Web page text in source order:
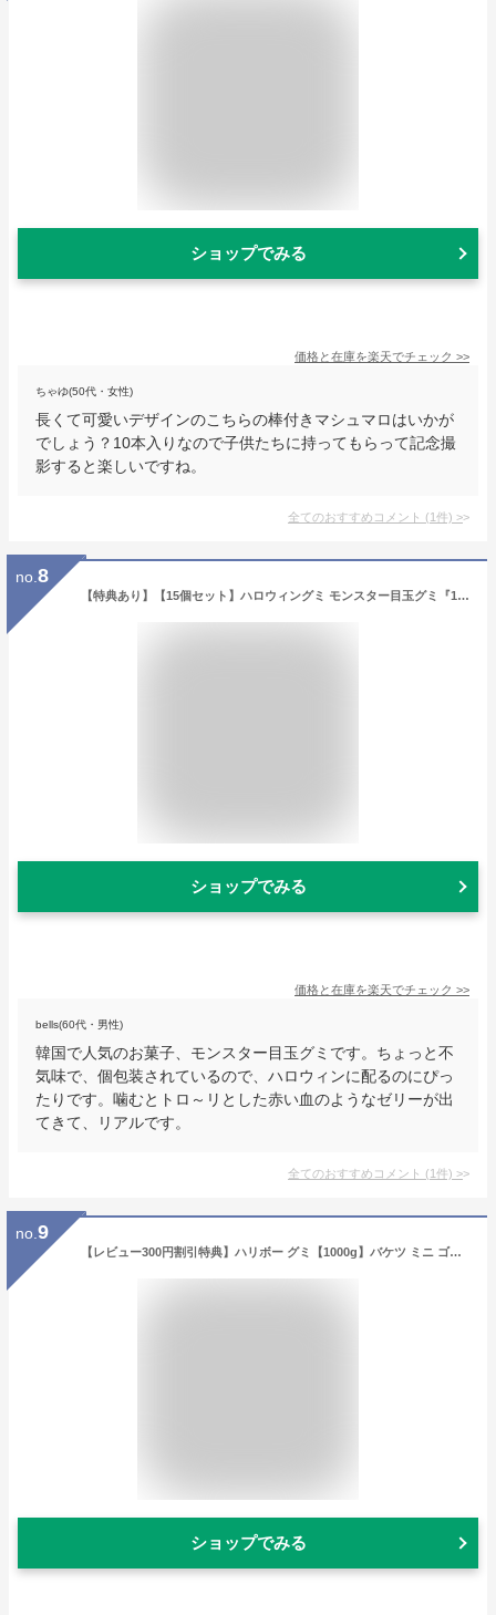
ショップでみる
価格と在庫を楽天でチェック >>
ちゃゆ(50代・女性)
長くて可愛いデザインのこちらの棒付きマシュマロはいかが
でしょう？10本入りなので子供たちに持ってもらって記念撮
影すると楽しいですね。
全てのおすすめコメント (1件) >
no. 8
【特典あり】【15個セット】ハロウィングミ モンスター目玉グミ『15個入り』箱付き jam eyeball 目玉グミ ハロウィン カボチャ 人気グミ SNS Youtube insで話題 咀嚼音 グミ 地球ゼリー 韓国の人気菓子 お菓子 映え 可愛い 大人 子ども 子供の日 贈り物 プレゼント candy-07
ショップでみる
価格と在庫を楽天でチェック >>
bells(60代・男性)
韓国で人気のお菓子、モンスター目玉グミです。ちょっと不
気味で、個包装されているので、ハロウィンに配るのにぴっ
たりです。噛むとトロ～リとした赤い血のようなゼリーが出
てきて、リアルです。
全てのおすすめコメント (1件) >
no. 9
【レビュー300円割引特典】ハリボー グミ【1000g】バケツ ミニ ゴールドベアー ドラム パーティーボックス キャンデー 業務用 大容量【送料無料】
ショップでみる